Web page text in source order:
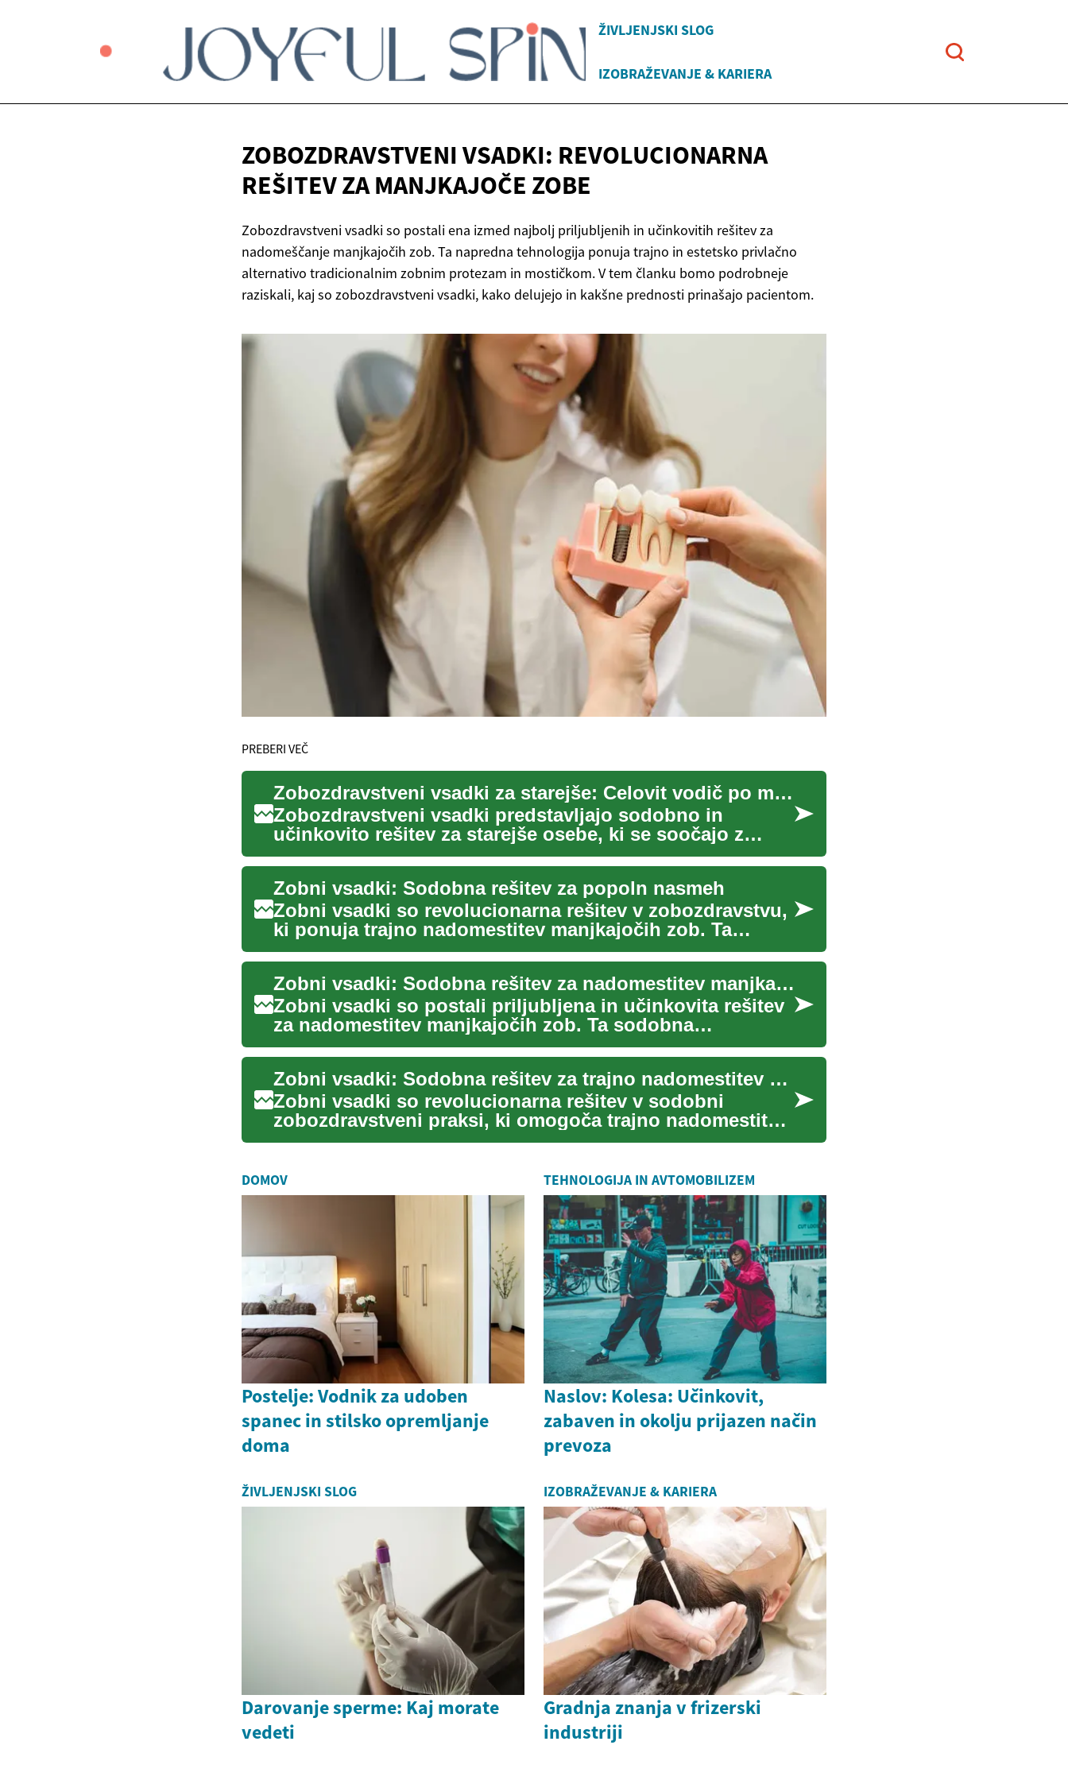
ŽIVLJENJSKI SLOG
IZOBRAŽEVANJE & KARIERA
ZOBOZDRAVSTVENI VSADKI: REVOLUCIONARNA
REŠITEV ZAMANJKAJOČE ZOBE
Zobozdravstveni vsadki so postali ena izmed najbolj priljubljenih in učinkovitih rešitev za
nadomeščanje manjkajočih zob. Ta napredna tehnologija ponuja trajno in estetsko privlačno
alternativo tradicionalnim zobnim protezam in mostičkom. V tem članku bomo podrobneje
raziskali, kaj so zobozdravstveni vsadki, kako delujejo in kakšne prednosti prinašajo pacientom.
PREBERI VEČ
Zobozdravstveni vsadki za starejše: Celovit vodič po možnostih in prednostih
Zobozdravstveni vsadki predstavljajo sodobno in
učinkovito rešitev za starejše osebe, ki se soočajo z
izgubo zob. Ta ...
Zobni vsadki: Sodobna rešitev za popoln nasmeh
Zobni vsadki so revolucionarna rešitev v zobozdravstvu,
ki ponuja trajno nadomestitev manjkajočih zob. Ta
sodobna teh...
Zobni vsadki: Sodobna rešitev za nadomestitev manjkajočih zob
Zobni vsadki so postali priljubljena in učinkovita rešitev
za nadomestitev manjkajočih zob. Ta sodobna
zobozdravstven...
Zobni vsadki: Sodobna rešitev za trajno nadomestitev manjkajočih zob
Zobni vsadki so revolucionarna rešitev v sodobni
zobozdravstveni praksi, ki omogoča trajno nadomestitev
manjkajočih z...
DOMOV
Postelje: Vodnik za udoben
spanec in stilsko opremljanje
doma
TEHNOLOGIJA IN AVTOMOBILIZEM
Naslov: Kolesa: Učinkovit,
zabaven in okolju prijazen način
prevoza
ŽIVLJENJSKI SLOG
Darovanje sperme: Kaj morate
vedeti
IZOBRAŽEVANJE & KARIERA
Gradnja znanja v frizerski
industriji